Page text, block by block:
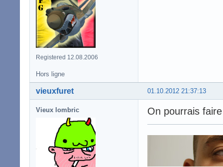
Registered 12.08.2006
Hors ligne
01.10.2012 21:37:13
vieuxfuret
Vieux lombric On pourrais